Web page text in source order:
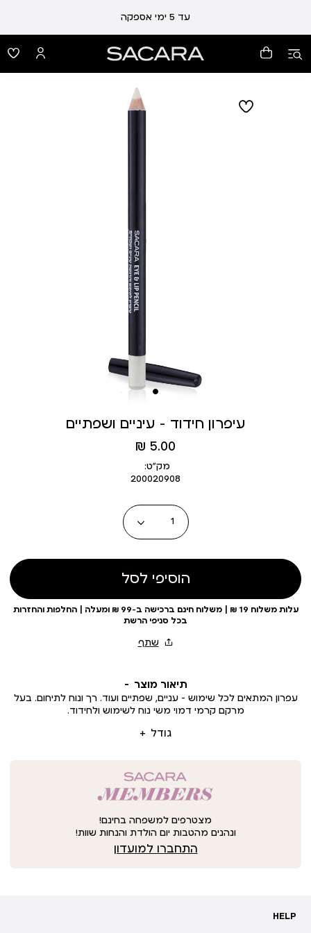
עד 5 ימי אספקה
עיפרון חידוד - עיניים ושפתיים
מחיר
מוצר
5.00 ₪
מק״ט:
200020908
כמות
הוסיפי לסל
עלות משלוח 19 ₪ | משלוח חינם ברכישה ב-99 ₪ ומעלה | החלפות והחזרות
בכל סניפי הרשת
תיאור מוצר
גודל
עפרון המתאים לכל שימוש - עניים, שפתיים ועוד. רך ונוח לתיחום. בעל
מרקם קרמי דמוי משי נוח לשימוש ולחידוד.
מצטרפים למשפחה בחינם!
ונהנים מהטבות יום הולדת והנחות שוות!
התחברו למועדון
HELP
HELP